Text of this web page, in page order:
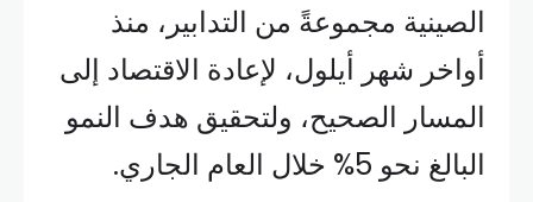
الصينية مجموعةً من التدابير، منذ
أواخر شهر أيلول، لإعادة الاقتصاد إلى
المسار الصحيح، ولتحقيق هدف النمو
البالغ نحو 5% خلال العام الجاري.